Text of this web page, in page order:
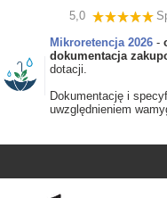
5,0
Mikroretencja 2026 -
dokumentacja
dotacji.
Dokumentację i
uwzględnieniem